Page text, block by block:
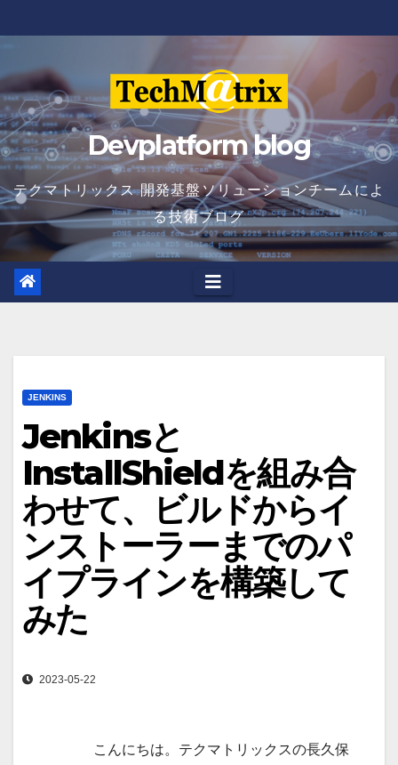
to
content
Devplatform blog
テクマトリックス 開発基盤ソリューションチームによ
る技術ブログ
JENKINS
Jenkinsと
InstallShieldを組み合
わせて、ビルドからイ
ンストーラーまでのパ
イプラインを構築して
みた
2023-05-22
こんにちは。テクマトリックスの長久保